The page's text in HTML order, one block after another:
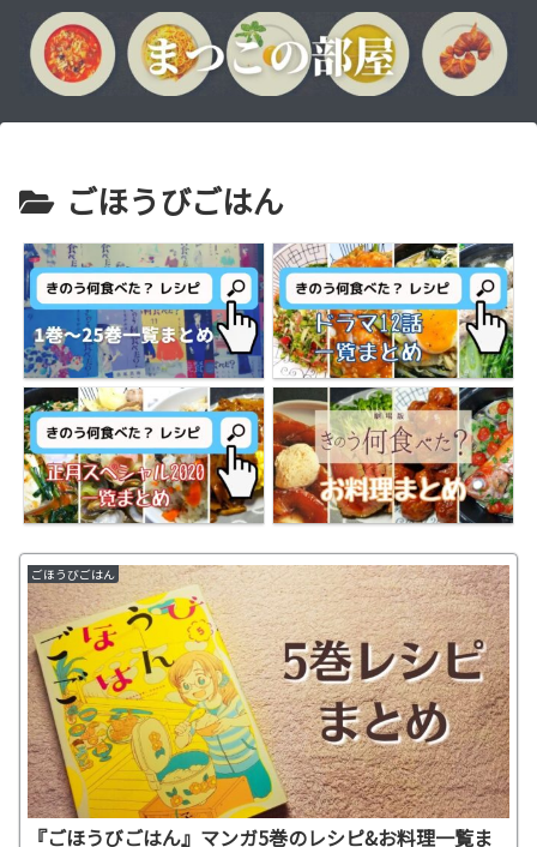
ごほうびごはん
ごほうびごはん
『ごほうびごはん』マンガ5巻のレシピ&お料理一覧ま